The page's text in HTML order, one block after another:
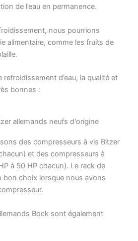
de l’eau en permanence.
nous pourrions
alimentaire, comme les fruits de
d’eau, la qualité et
bonnes :
allemands neufs d'origine
des compresseurs à vis Bitzer
et des compresseurs à
à 50 HP chacun). Le rack de
bon choix lorsque nous avons
Bock sont également